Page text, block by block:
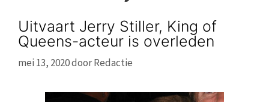
Uitvaart Jerry Stiller, King of
Queens-acteur is overleden
mei 13, 2020doorRedactie